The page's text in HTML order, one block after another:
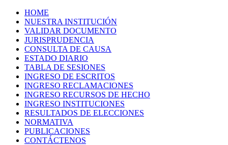
HOME
NUESTRA INSTITUCIÓN
VALIDAR DOCUMENTO
JURISPRUDENCIA
CONSULTA DE CAUSA
ESTADO DIARIO
TABLA DE SESIONES
INGRESO DE ESCRITOS
INGRESO RECLAMACIONES
INGRESO RECURSOS DE HECHO
INGRESO INSTITUCIONES
RESULTADOS DE ELECCIONES
NORMATIVA
PUBLICACIONES
CONTÁCTENOS